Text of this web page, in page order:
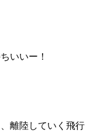
いいー！
離陸していく飛行